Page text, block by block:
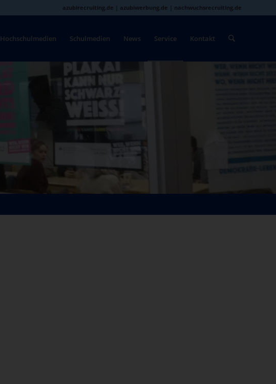
azubirecruiting.de | azubiwerbung.de | nachwuchsrecruiting.de
Hochschulmedien Schulmedien News Service Kontakt